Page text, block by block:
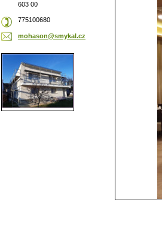
603 00
775100680
mohason@smykal.cz